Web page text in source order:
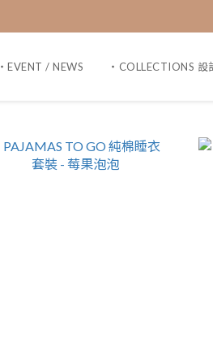
・EVENT / NEWS ・COLLECTIONS 設